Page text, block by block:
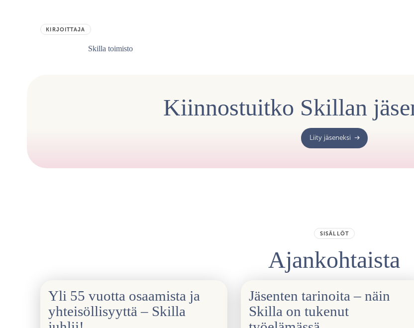
KIRJOITTAJA
Skilla toimisto
Kiinnostuitko Skillan
Liity jäseneksi
SISÄLLÖT
Ajankohtaista
Yli 55 vuotta osaamista ja
yhteisöllisyyttä – Skilla
Jäsenten tarinoita – näin
Skilla on tukenut